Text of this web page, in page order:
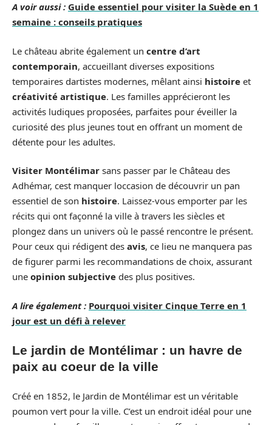
A voir aussi : Guide essentiel pour visiter la Suède en 1
semaine : conseils pratiques
Le château abrite également un centre d’art
contemporain, accueillant diverses expositions
temporaires dartistes modernes, mêlant ainsi histoire et
créativité artistique. Les familles apprécieront les
activités ludiques proposées, parfaites pour éveiller la
curiosité des plus jeunes tout en offrant un moment de
détente pour les adultes.
Visiter Montélimar sans passer par le Château des
Adhémar, cest manquer loccasion de découvrir un pan
essentiel de son histoire. Laissez-vous emporter par les
récits qui ont façonné la ville à travers les siècles et
plongez dans un univers où le passé rencontre le présent.
Pour ceux qui rédigent des avis, ce lieu ne manquera pas
de figurer parmi les recommandations de choix, assurant
une opinion subjective des plus positives.
A lire également : Pourquoi visiter Cinque Terre en 1
jour est un défi à relever
Le jardin de Montélimar : un havre de
paix au coeur de la ville
Créé en 1852, le Jardin de Montélimar est un véritable
poumon vert pour la ville. C’est un endroit idéal pour une